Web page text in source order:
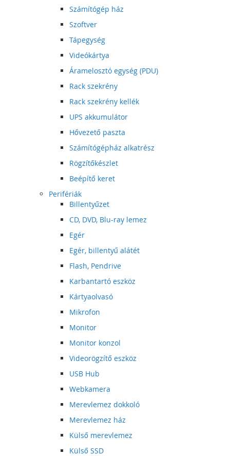
Számítógép ház
Szoftver
Tápegység
Videókártya
Áramelosztó egység (PDU)
Rack szekrény
Rack szekrény kellék
UPS akkumulátor
Hővezető paszta
Számítógépház alkatrész
Rögzítőkészlet
Beépítő keret
Perifériák
Billentyűzet
CD, DVD, Blu-ray lemez
Egér
Egér, billentyű alátét
Flash, Pendrive
Karbantartó eszköz
Kártyaolvasó
Mikrofon
Monitor
Monitor konzol
Videorögzítő eszköz
USB Hub
Webkamera
Merevlemez dokkoló
Merevlemez ház
Külső merevlemez
Külső SSD